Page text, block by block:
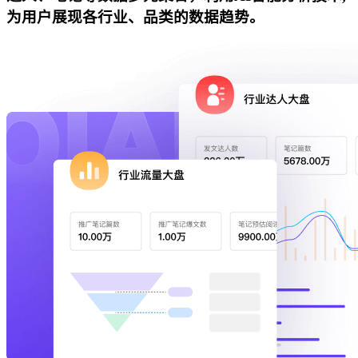
为用户展现各行业、品类的数据趋势。